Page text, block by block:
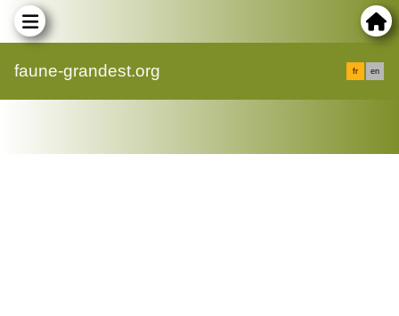
faune-grandest.org fr en